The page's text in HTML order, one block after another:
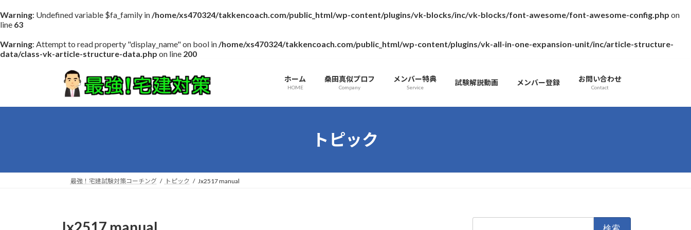
Warning: Undefined variable $fa_family in/home/xs470324/takkencoach.com/public_html/wp-content/plugins/vk-blocks/inc/vk-blocks/font-awesome/font-awesome-config.php on
line 63
Warning: Attempt to read property "display_name" on bool in/home/xs470324/takkencoach.com/public_html/wp-content/plugins/vk-all-in-one-expansion-unit/inc/article-structure-
data/class-vk-article-structure-data.php on line 200
プ
動
ホーム
HOME
桑田真似プロフ
Company
メンバー特典
Service
試験解説動画 メンバー登録 お問い合わせ
Contact
トピック
最強！宅建試験対策コーチング トピック Jx2517 manual